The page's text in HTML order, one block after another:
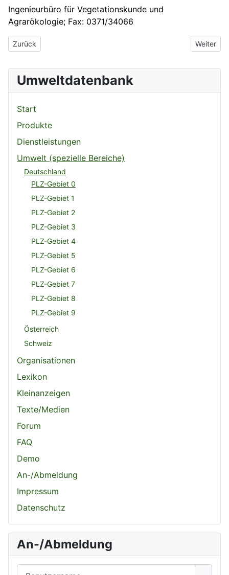
Ingenieurbüro für Vegetationskunde und
Agrarökologie; Fax: 0371/34066
Vorheriger Beitrag: Ing.büro Möller
Zurück Nächster
Weiter
Umweltdatenbank
Start
Produkte
Dienstleistungen
Umwelt (spezielle Bereiche)
Deutschland
PLZ-Gebiet 0
PLZ-Gebiet 1
PLZ-Gebiet 2
PLZ-Gebiet 3
PLZ-Gebiet 4
PLZ-Gebiet 5
PLZ-Gebiet 6
PLZ-Gebiet 7
PLZ-Gebiet 8
PLZ-Gebiet 9
Österreich
Schweiz
Organisationen
Lexikon
Kleinanzeigen
Texte/Medien
Forum
FAQ
Demo
An-/Abmeldung
Impressum
Datenschutz
An-/Abmeldung